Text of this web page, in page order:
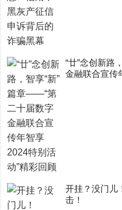
“廿”念创新路
金融联合宣传
开挂？没门儿
击！